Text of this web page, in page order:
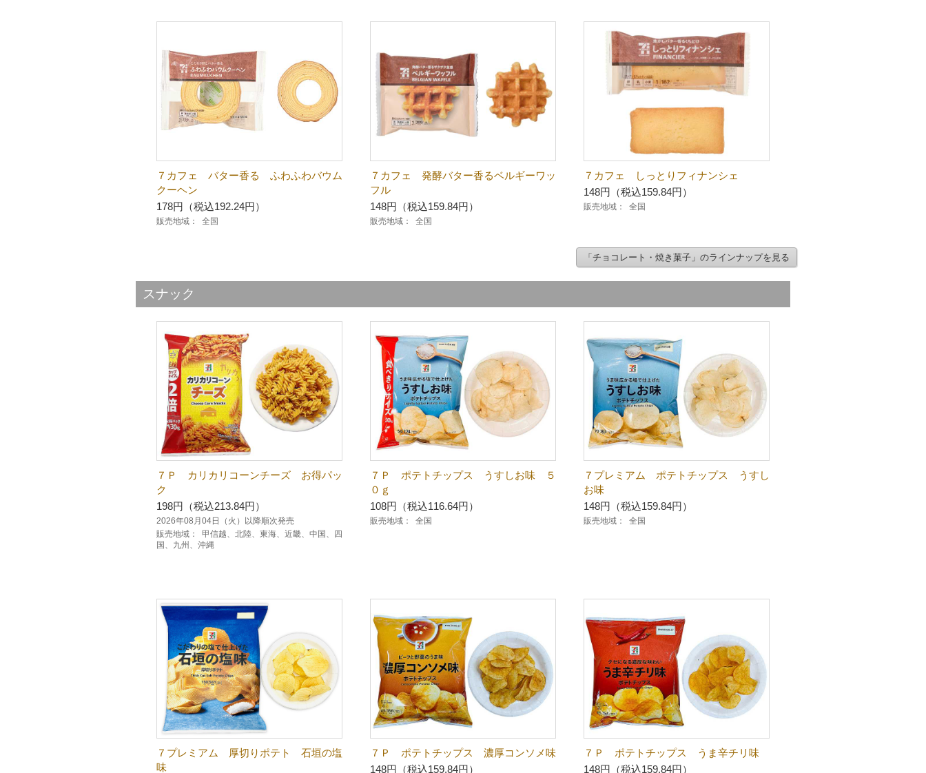
７カフェ バター香る ふわふわバウム
クーヘン
178円（税込192.24円）
販売地域： 全国
７カフェ 発酵バター香るベルギーワッ
フル
148円（税込159.84円）
販売地域： 全国
７カフェ しっとりフィナンシェ
148円（税込159.84円）
販売地域： 全国
「チョコレート・焼き菓子」のラインナップを見る
スナック
７Ｐ カリカリコーンチーズ お得パッ
ク
198円（税込213.84円）
2026年08月04日（火）以降順次発売
販売地域：
甲信越、北陸、東海、近畿、中国、四
国、九州、沖縄
７Ｐ ポテトチップス うすしお味 ５
０ｇ
108円（税込116.64円）
販売地域： 全国
７プレミアム ポテトチップス うすし
お味
148円（税込159.84円）
販売地域： 全国
７プレミアム 厚切りポテト 石垣の塩
味
７Ｐ ポテトチップス 濃厚コンソメ味
148円（税込159.84円）
７Ｐ ポテトチップス うま辛チリ味
148円（税込159.84円）